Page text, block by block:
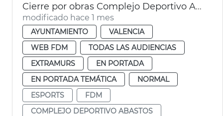
Cierre por obras Complejo Deportivo Alcances
modificado hace 1 mes
AYUNTAMIENTO
VALENCIA
WEB FDM
TODAS LAS AUDIENCIAS
EXTRAMURS
EN PORTADA
EN PORTADA TEMÁTICA
NORMAL
ESPORTS
FDM
COMPLEJO DEPORTIVO ABASTOS